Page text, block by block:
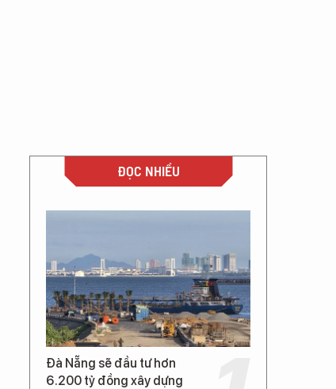
ĐỌC NHIỀU
Đà Nẵng sẽ đầu tư hơn
6.200 tỷ đồng xây dựng